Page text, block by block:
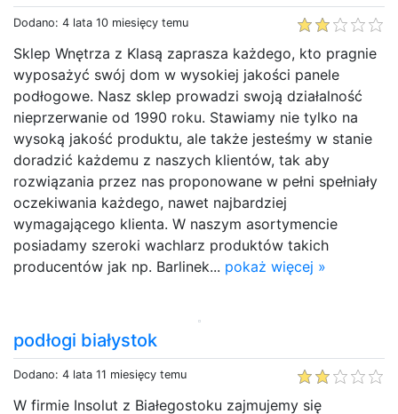
Dodano: 4 lata 10 miesięcy temu
Sklep Wnętrza z Klasą zaprasza każdego, kto pragnie
wyposażyć swój dom w wysokiej jakości panele
podłogowe. Nasz sklep prowadzi swoją działalność
nieprzerwanie od 1990 roku. Stawiamy nie tylko na
wysoką jakość produktu, ale także jesteśmy w stanie
doradzić każdemu z naszych klientów, tak aby
rozwiązania przez nas proponowane w pełni spełniały
oczekiwania każdego, nawet najbardziej
wymagającego klienta. W naszym asortymencie
posiadamy szeroki wachlarz produktów takich
producentów jak np. Barlinek... pokaż więcej »
podłogi białystok
Dodano: 4 lata 11 miesięcy temu
W firmie Insolut z Białegostoku zajmujemy się